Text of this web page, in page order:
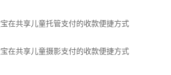
在共享儿童托管支付的收款便捷方式
在共享儿童摄影支付的收款便捷方式